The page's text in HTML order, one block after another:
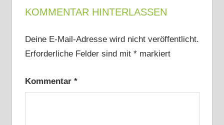
KOMMENTAR HINTERLASSEN
Deine E-Mail-Adresse wird nicht veröffentlicht.
Erforderliche Felder sind mit *markiert
Kommentar *